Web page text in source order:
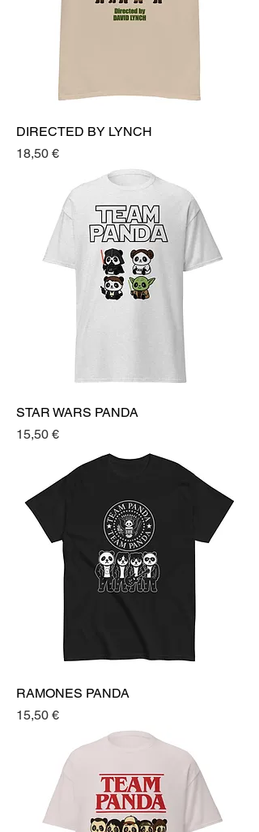
DIRECTED BY LYNCH
Prezzo
18,50 €
STAR WARS PANDA
Prezzo
15,50 €
RAMONES PANDA
Prezzo
15,50 €